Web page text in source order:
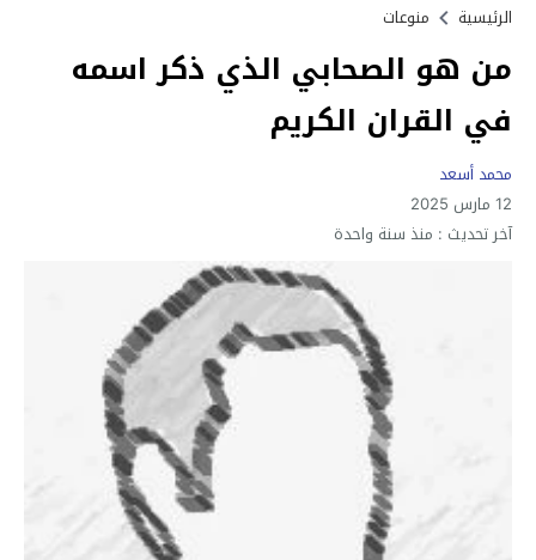
الرئيسية منوعات
من هو الصحابي الذي ذكر اسمه
في القران الكريم
محمد أسعد
12 مارس 2025
آخر تحديث : منذ سنة واحدة